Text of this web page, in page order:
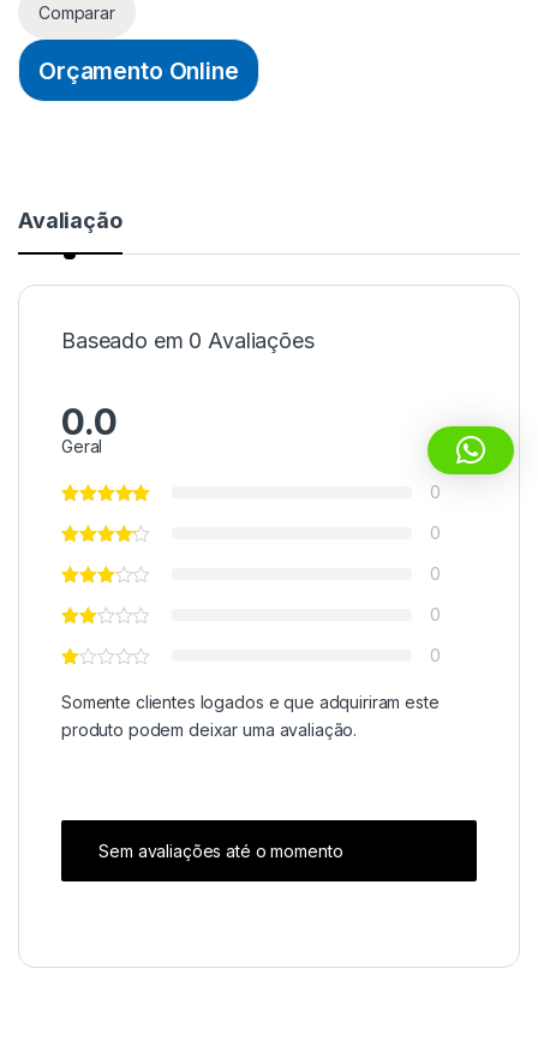
Comparar
Orçamento Online
Avaliação
Baseado em 0 Avaliações
0.0
Geral
0
0
0
0
0
Somente clientes logados e que adquiriram este
produto podem deixar uma avaliação.
Sem avaliações até o momento